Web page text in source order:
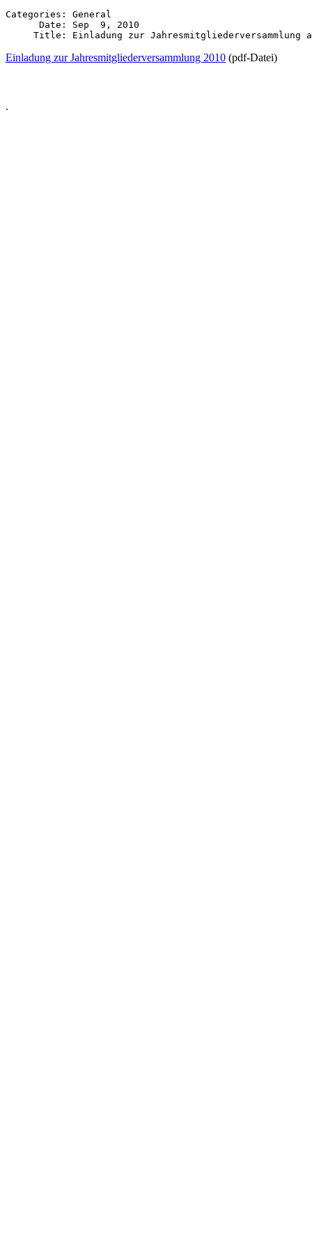
Categories: General
      Date: Sep  9, 2010
Einladung zur Jahresmitgliederversammlung 2010 (pdf-Datei)
.